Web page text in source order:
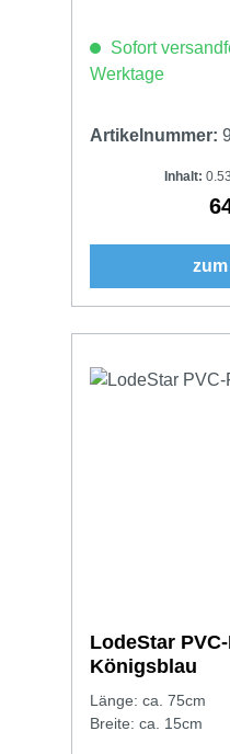
Sofort
Werktage
Artikelnummer:
Inhalt:
LodeStar
Königsblau
Länge: ca. 75cm
Breite: ca. 15cm